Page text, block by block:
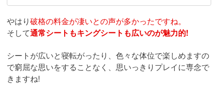
やはり破格の料金が凄いとの声が多かったですね。
そして通常シートもキングシートも広いのが魅力的!
シートが広いと寝転がったり、色々な体位で楽しめますの
で窮屈な思いをすることなく、思いっきりプレイに専念で
きますね!